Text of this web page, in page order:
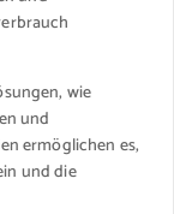
wie
und
ermöglichen es,
und die